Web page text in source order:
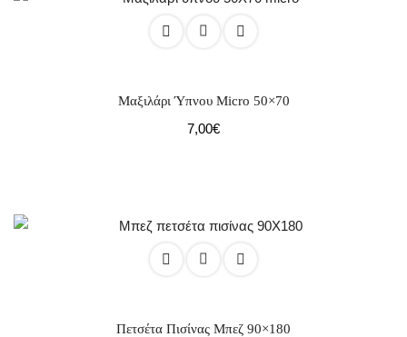
Μαξιλάρι Ύπνου Micro 50×70
7,00€
Πετσέτα Πισίνας Μπεζ 90×180